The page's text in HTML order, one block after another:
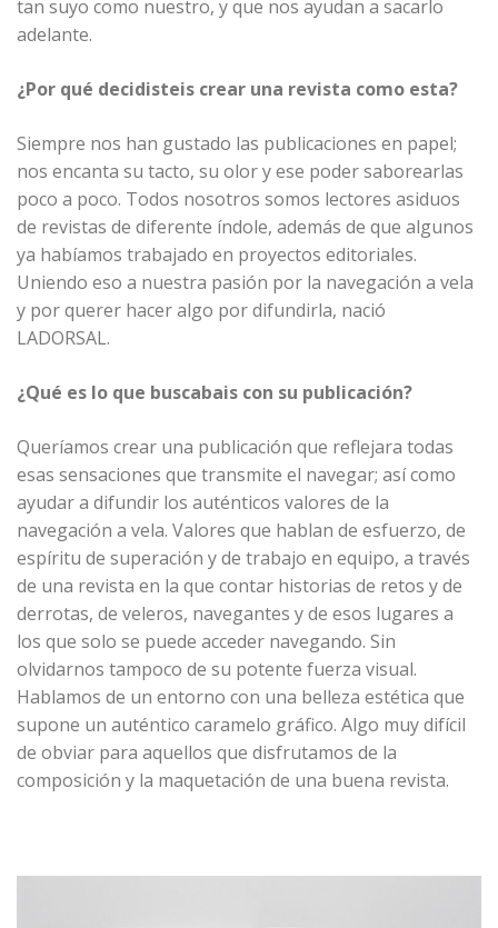
tan suyo como nuestro, y que nos ayudan a sacarlo
adelante.
¿Por qué decidisteis crear una revista como esta?
Siempre nos han gustado las publicaciones en papel;
nos encanta su tacto, su olor y ese poder saborearlas
poco a poco. Todos nosotros somos lectores asiduos
de revistas de diferente índole, además de que algunos
ya habíamos trabajado en proyectos editoriales.
Uniendo eso a nuestra pasión por la navegación a vela
y por querer hacer algo por difundirla, nació
LADORSAL.
¿Qué es lo que buscabais con su publicación?
Queríamos crear una publicación que reflejara todas
esas sensaciones que transmite el navegar; así como
ayudar a difundir los auténticos valores de la
navegación a vela. Valores que hablan de esfuerzo, de
espíritu de superación y de trabajo en equipo, a través
de una revista en la que contar historias de retos y de
derrotas, de veleros, navegantes y de esos lugares a
los que solo se puede acceder navegando. Sin
olvidarnos tampoco de su potente fuerza visual.
Hablamos de un entorno con una belleza estética que
supone un auténtico caramelo gráfico. Algo muy difícil
de obviar para aquellos que disfrutamos de la
composición y la maquetación de una buena revista.